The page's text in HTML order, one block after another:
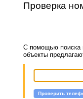
Проверка
С помощью поиска
объекты
Проверить